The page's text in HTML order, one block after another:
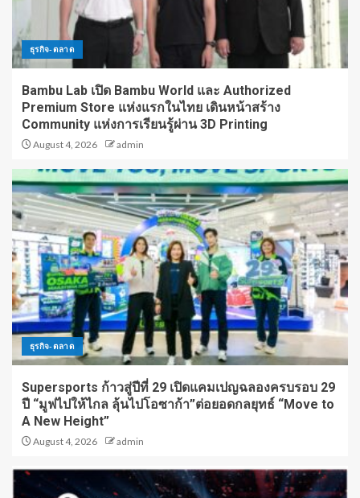
ธุรกิจ-ตลาด
Bambu Lab เปิด Bambu World และ Authorized
Premium Store แห่งแรกในไทย เดินหน้าสร้าง
Community แห่งการเรียนรู้ผ่าน 3D Printing
August 4, 2026 admin
ธุรกิจ-ตลาด
Supersports ก้าวสู่ปีที่ 29 เปิดแคมเปญฉลองครบรอบ 29
ปี “มูฟไปให้ไกล ลุ้นไปโอซาก้า”ต่อยอดกลยุทธ์ “Move to
A New Height”
August 4, 2026 admin